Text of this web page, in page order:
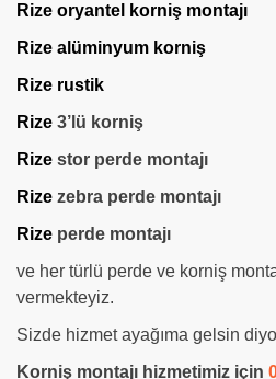
Rize oryantel korniş montajı
Rize alüminyum korniş
Rize rustik
Rize 3’lü korniş
Rize stor perde montajı
Rize zebra perde montajı
Rize perde montajı
ve her türlü perde ve korniş
vermekteyiz.
Sizde hizmet ayağıma gelsin
Korniş montajı hizmetimiz için